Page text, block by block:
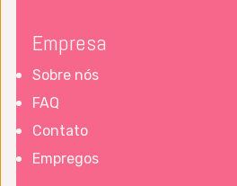
Empresa
Sobre nós
FAQ
Contato
Empregos